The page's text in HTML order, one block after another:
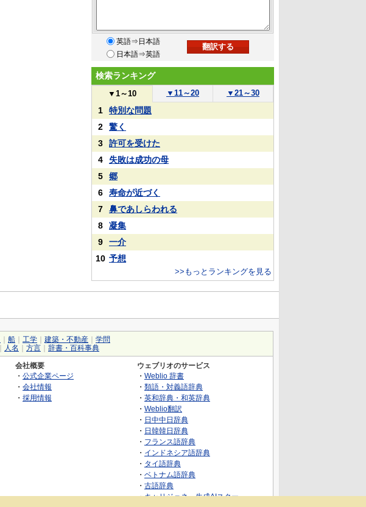
英語⇒日本語
日本語⇒英語
検索ランキング
▼ 1～10 ▼ 11～20 ▼ 21～30
1
特別な問題
2
驚く
3
許可を受けた
4
失敗は成功の母
5
郷
6
寿命が近づく
7
鼻であしらわれる
8
凝集
9
一介
10 予想
>>もっとランキングを見る
船 工学 建築・不動産
学問
人名 方言 辞書・百科事典
会社概要
・ 公式企業ページ
・ 会社情報
・ 採用情報
ウェブリオのサービス
・ Weblio 辞書
・ 類語・対義語辞典
・ 英和辞典・和英辞典
・ Weblio翻訳
・ 日中中日辞典
・ 日韓韓日辞典
・ フランス語辞典
・ インドネシア語辞典
・ タイ語辞典
・ ベトナム語辞典
・ 古語辞典
・キャリジェネ～生成AIスクー